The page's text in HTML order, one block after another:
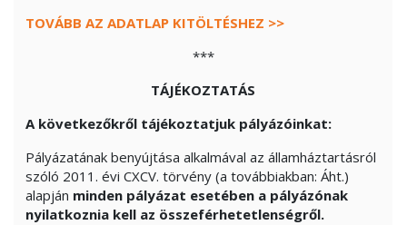
TOVÁBB AZ ADATLAP KITÖLTÉSHEZ >>
***
TÁJÉKOZTATÁS
A következőkről tájékoztatjuk pályázóinkat:
Pályázatának benyújtása alkalmával az államháztartásról
szóló 2011. évi CXCV. törvény (a továbbiakban: Áht.)
alapján minden pályázat esetében a pályázónak
nyilatkoznia kell az összeférhetetlenségről.